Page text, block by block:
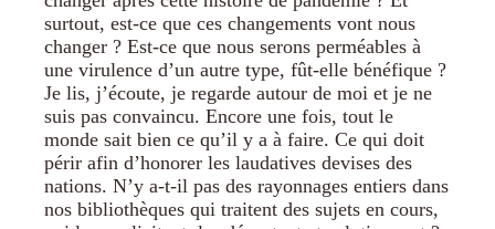
surtout, est-ce que ces changements vont nous
changer ? Est-ce que nous serons perméables à
une virulence d’un autre type, fût-elle bénéfique ?
Je lis, j’écoute, je regarde autour de moi et je ne
suis pas convaincu. Encore une fois, tout le
monde sait bien ce qu’il y a à faire. Ce qui doit
périr afin d’honorer les laudatives devises des
nations. N’y a-t-il pas des rayonnages entiers dans
nos bibliothèques qui traitent des sujets en cours,